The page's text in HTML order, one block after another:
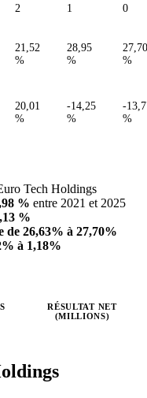
2 1 0
21,52
%
28,95
%
27,70
%
20,01
%
-14,25
%
-
%
Tech Holdings
% entre 2021 et 2025
%
de 26,63% à 27,70%
à 1,18%
États-Unis)
RÉSULTAT NET
(MILLIONS)